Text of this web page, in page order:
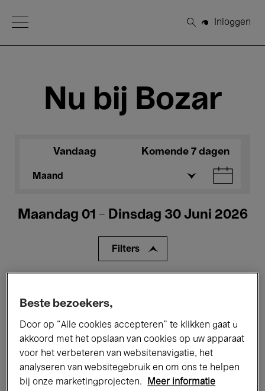
Open Menu
Zoeken
Inloggen
Nu bij Bozar
Vandaag Komende 7 dagen
Maand
Maandag 01 - Dinsdag 30 Juni 2026
Filters
Performances Lezingen & Debatten
Jazz Klassieke Muziek Global Music
Beste bezoekers,
Door op “Alle cookies accepteren” te klikken gaat u
akkoord met het opslaan van cookies op uw apparaat
voor het verbeteren van websitenavigatie, het
analyseren van websitegebruik en om ons te helpen
bij onze marketingprojecten.
Meer informatie